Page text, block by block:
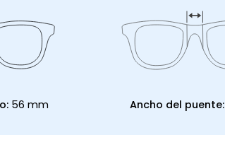
56 mm Ancho del puente: